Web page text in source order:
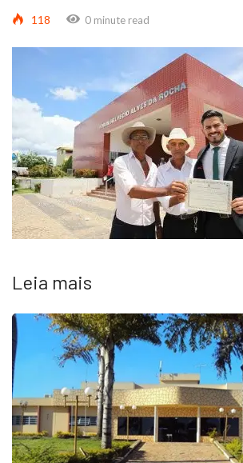
118 0 minute read
Leia mais